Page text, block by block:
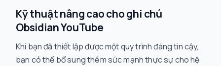
Kỹ thuật nâng cao cho ghi chú
Obsidian YouTube
Khi bạn đã thiết lập được một quy trình đáng tin cậy,
bạn có thể bổ sung thêm sức mạnh thực sự cho hệ